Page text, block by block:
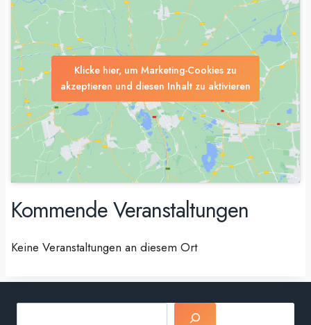
Klicke hier, um Marketing-Cookies zu
akzeptieren und diesen Inhalt zu aktivieren
Kommende Veranstaltungen
Keine Veranstaltungen an diesem Ort
Suchen